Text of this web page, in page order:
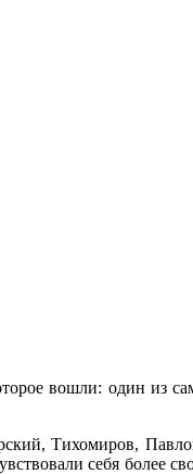
вошли: один из
Тихомиров,
себя более